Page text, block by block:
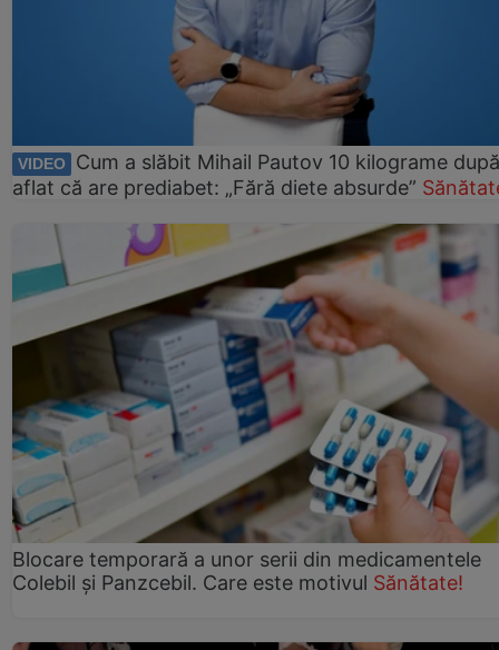
VIDEO
Cum a slăbit Mihail Pautov 10 kilograme
aflat că are prediabet: „Fără diete absurde”
Blocare temporară a unor serii din medicamentele
Colebil și Panzcebil. Care este motivul Sănătate!